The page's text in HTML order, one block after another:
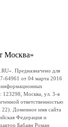
Москва»
Предназначено для
64961 от 04 марта 2016
информационных
123298, Москва, ул. 3-я
ответственностью
Доменное имя сайта
Федерация и
Бабаян Роман